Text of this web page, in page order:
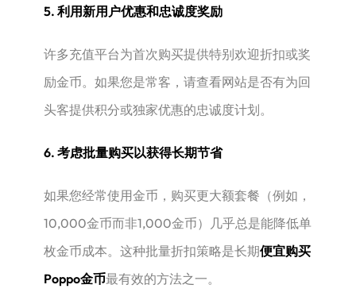
5. 利用新用户优惠和忠诚度奖励
许多充值平台为首次购买提供特别欢迎折扣或奖
励金币。如果您是常客，请查看网站是否有为回
头客提供积分或独家优惠的忠诚度计划。
6. 考虑批量购买以获得长期节省
如果您经常使用金币，购买更大额套餐（例如，
10,000金币而非1,000金币）几乎总是能降低单
枚金币成本。这种批量折扣策略是长期便宜购买
Poppo金币最有效的方法之一。